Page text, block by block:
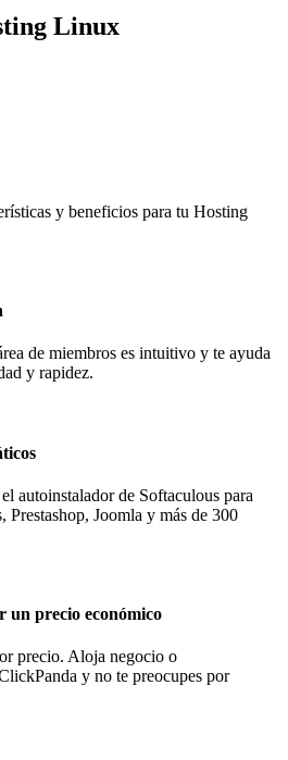
Linux
y beneficios para tu Hosting
de miembros es intuitivo y te ayuda
y rapidez.
autoinstalador de Softaculous para
Prestashop, Joomla y más de 300
un precio económico
precio. Aloja negocio o
y no te preocupes por